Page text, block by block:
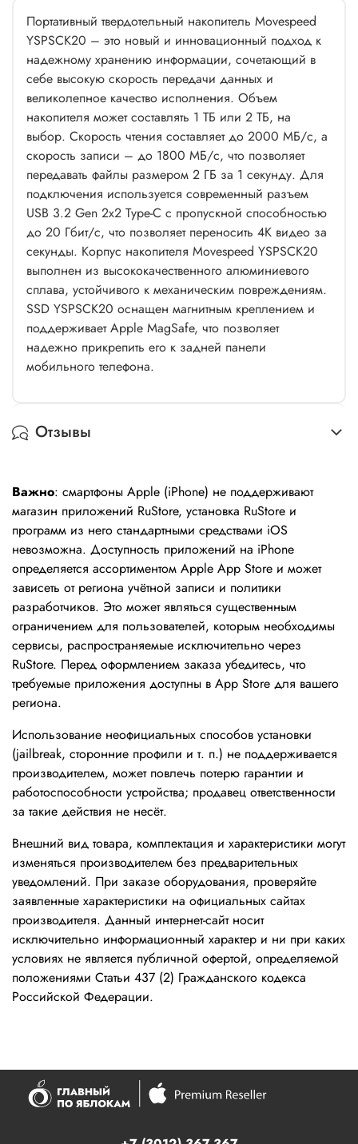
Портативный твердотельный накопитель Movespeed
YSPSCK20 – это новый и инновационный подход к
надежному хранению информации, сочетающий в
себе высокую скорость передачи данных и
великолепное качество исполнения. Объем
накопителя может составлять 1 ТБ или 2 ТБ, на
выбор. Скорость чтения составляет до 2000 МБ/с, а
скорость записи – до 1800 МБ/с, что позволяет
передавать файлы размером 2 ГБ за 1 секунду. Для
подключения используется современный разъем
USB 3.2 Gen 2x2 Type-C с пропускной способностью
до 20 Гбит/с, что позволяет переносить 4K видео за
секунды. Корпус накопителя Movespeed YSPSCK20
выполнен из высококачественного алюминиевого
сплава, устойчивого к механическим повреждениям.
SSD YSPSCK20 оснащен магнитным креплением и
поддерживает Apple MagSafe, что позволяет
надежно прикрепить его к задней панели
мобильного телефона.
Отзывы
Важно: смартфоны Apple (iPhone) не поддерживают
магазин приложений RuStore, установка RuStore и
программ из него стандартными средствами iOS
невозможна. Доступность приложений на iPhone
определяется ассортиментом Apple App Store и может
зависеть от региона учётной записи и политики
разработчиков. Это может являться существенным
ограничением для пользователей, которым необходимы
сервисы, распространяемые исключительно через
RuStore. Перед оформлением заказа убедитесь, что
требуемые приложения доступны в App Store для вашего
региона.
Использование неофициальных способов установки
(jailbreak, сторонние профили и т. п.) не поддерживается
производителем, может повлечь потерю гарантии и
работоспособности устройства; продавец ответственности
за такие действия не несёт.
Внешний вид товара, комплектация и характеристики могут
изменяться производителем без предварительных
уведомлений. При заказе оборудования, проверяйте
заявленные характеристики на официальных сайтах
производителя. Данный интернет-сайт носит
исключительно информационный характер и ни при каких
условиях не является публичной офертой, определяемой
положениями Статьи 437 (2) Гражданского кодекса
Российской Федерации.